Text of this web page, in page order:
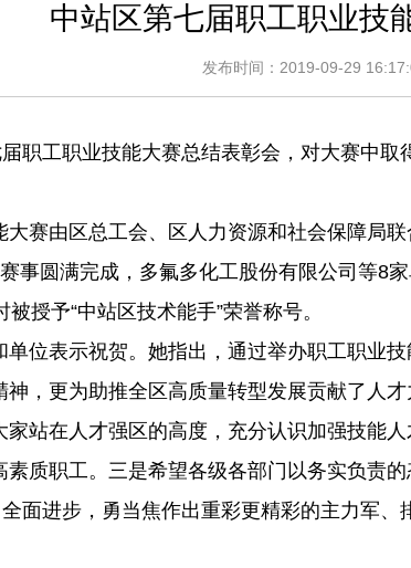
中站区第七届职工职业技
发布时间：2019-09-29
职工职业技能大赛总结表彰会，对大赛中
由区总工会、区人力资源和社会保障局联
事圆满完成，多氟多化工股份有限公司等8
授予“中站区技术能手”荣誉称号。
表示祝贺。她指出，通过举办职工职业技
，更为助推全区高质量转型发展贡献了人
站在人才强区的高度，充分认识加强技能
质职工。三是希望各级各部门以务实负责
面进步，勇当焦作出重彩更精彩的主力军